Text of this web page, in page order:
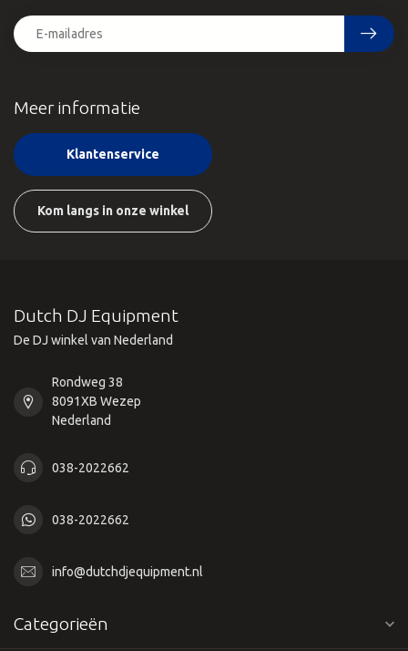
Meer informatie
Klantenservice
Kom langs in onze winkel
Dutch DJ Equipment
De DJ winkel van Nederland
Rondweg 38
8091XB Wezep
Nederland
038-2022662
038-2022662
info@dutchdjequipment.nl
Categorieën